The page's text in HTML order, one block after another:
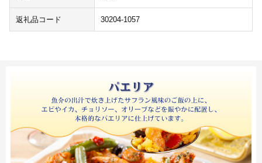
返礼品コード 30204-1057